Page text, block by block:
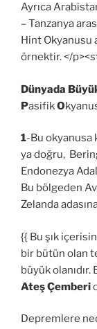
Ayrıca
– Tanzanya
Hint Okyanusu
örnektir. </
Dünyada
PasifikO
1-Bu okyanusa
ya doğru,
Endonezya
Bu bölgeden
Zelanda
{{ Bu şık
bir bütün olan
büyük olanıdır.
Ateş Çemberi
Depremlere